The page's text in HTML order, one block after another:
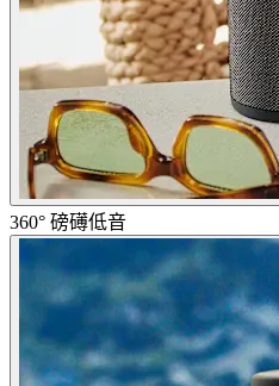
360° 磅礡低音